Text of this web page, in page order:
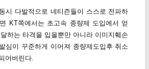
시 다발적으로 네티즌들이 스스로 전파하
KT쪽에서는 초고속 종량제 도입에서 얻
하는 타격을 입을뿐만 아니라 이미지훼손
심이 꾸준하게 이어져 종량제도입후 취소
어버린다.